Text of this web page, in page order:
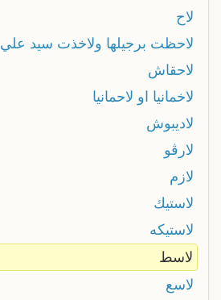
لاح
لاحظت برجيلها ولاخذت سيد علي
لاحقاش
لاخمانیا او لاحمانیا
لاديبوش
لارڨو
لازم
لاستيك
لاستيكه
لاسط
لاسع